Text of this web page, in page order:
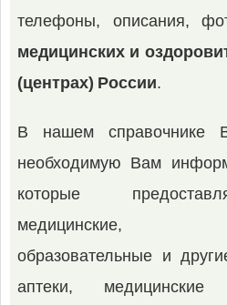
телефоны, описания,
медицинских и
(центрах) России.
В нашем справочнике
необходимую Вам
которые
медицинские,
образовательные и
аптеки,